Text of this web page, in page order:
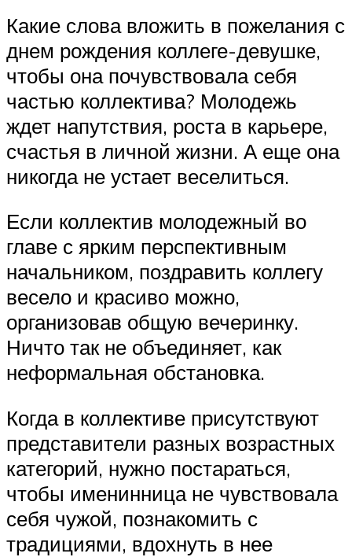
Какие слова вложить в пожелания с
днем рождения коллеге-девушке,
чтобы она почувствовала себя
частью коллектива? Молодежь
ждет напутствия, роста в карьере,
счастья в личной жизни. А еще она
никогда не устает веселиться.
Если коллектив молодежный во
главе с ярким перспективным
начальником, поздравить коллегу
весело и красиво можно,
организовав общую вечеринку.
Ничто так не объединяет, как
неформальная обстановка.
Когда в коллективе присутствуют
представители разных возрастных
категорий, нужно постараться,
чтобы именинница не чувствовала
себя чужой, познакомить с
традициями, вдохнуть в нее